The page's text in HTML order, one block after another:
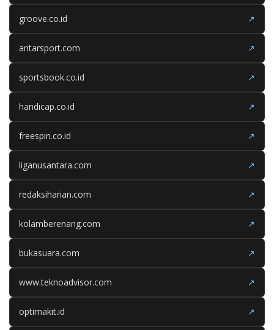
groove.co.id ↗
antarsport.com ↗
sportsbook.co.id ↗
handicap.co.id ↗
freespin.co.id ↗
liganusantara.com ↗
redaksiharian.com ↗
kolamberenang.com ↗
bukasuara.com ↗
www.teknoadvisor.com ↗
optimakit.id ↗